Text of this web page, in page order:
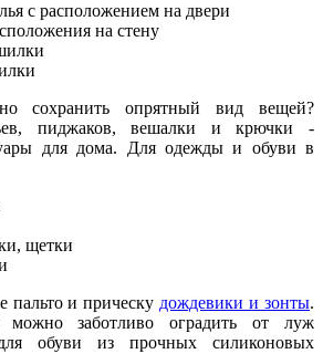
с расположением на двери
на стену
сохранить опрятный вид вещей?
пиджаков, вешалки и крючки -
для дома. Для одежды и обуви в
щетки
пальто и прическу дождевики и зонты.
заботливо оградить от луж
обуви из прочных силиконовых